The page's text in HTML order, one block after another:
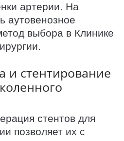
артерии. На
аутовенозное
выбора в Клинике
и стентирование
стентов для
позволяет их с